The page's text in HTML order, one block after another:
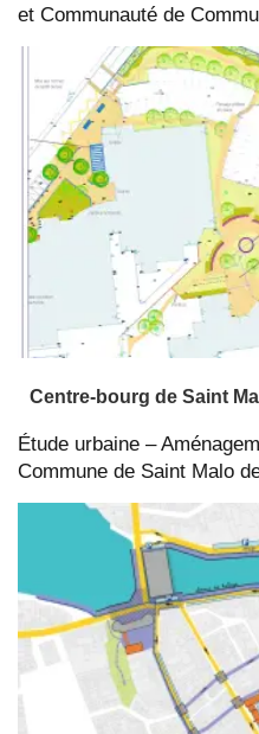
et Communauté de
Centre-bourg de Saint
Étude urbaine –
Commune de Saint Malo